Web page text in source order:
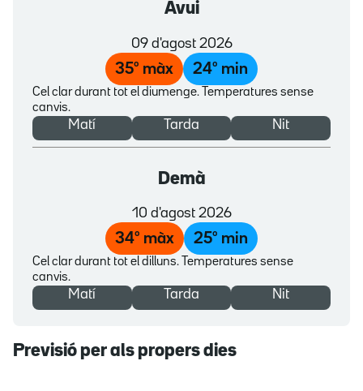
Avui
09 d'agost 2026
35º màx 24º min
Cel clar durant tot el diumenge. Temperatures sense
canvis.
Matí Tarda Nit
Demà
10 d'agost 2026
34º màx 25º min
Cel clar durant tot el dilluns. Temperatures sense
canvis.
Matí Tarda Nit
Previsió per als propers dies